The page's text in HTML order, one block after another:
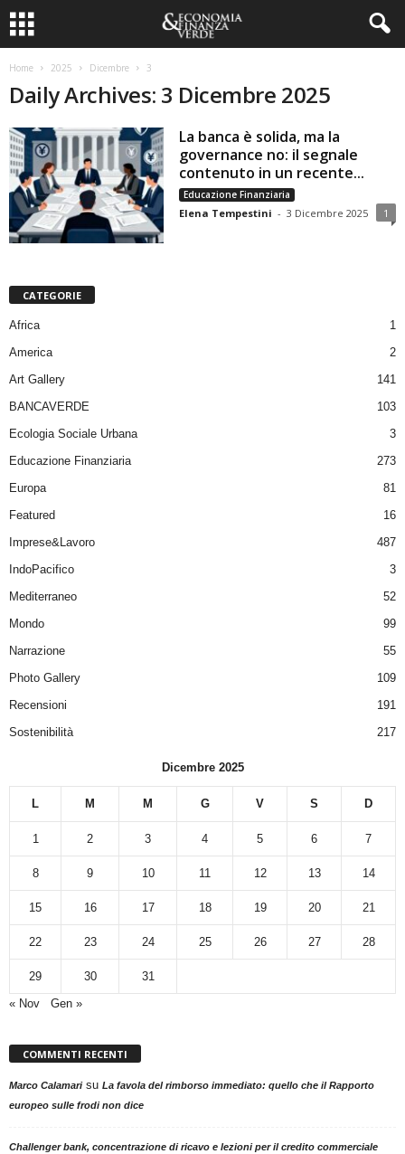
Home 2025 Dicembre 3
Daily Archives: 3 Dicembre 2025
La banca è solida, ma la
governance no: il segnale
contenuto in un recente...
Educazione Finanziaria
Elena Tempestini - 3 Dicembre 2025 1
CATEGORIE
Africa
1
America
2
Art Gallery
141
BANCAVERDE
103
Ecologia Sociale Urbana
3
Educazione Finanziaria
273
Europa
81
Featured
16
Imprese&Lavoro
487
IndoPacifico
3
Mediterraneo
52
Mondo
99
Narrazione
55
Photo Gallery
109
Recensioni
191
Sostenibilità
217
Dicembre 2025
L M M G V S D
1 2 3 4 5 6 7
8 9 10 11 12 13 14
15 16 17 18 19 20 21
22 23 24 25 26 27 28
29 30
31
« Nov
Gen »
COMMENTI RECENTI
Marco Calamarisu La favola del rimborso immediato: quello che il Rapporto
europeo sulle frodi non dice
Challenger bank, concentrazione di ricavo e lezioni per il credito commerciale